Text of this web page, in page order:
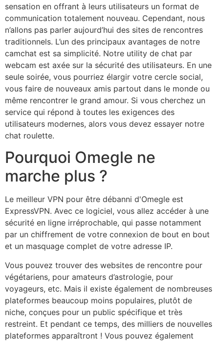
sensation en offrant à leurs utilisateurs un format de
communication totalement nouveau. Cependant, nous
n’allons pas parler aujourd’hui des sites de rencontres
traditionnels. L’un des principaux avantages de notre
camchat est sa simplicité. Notre utility de chat par
webcam est axée sur la sécurité des utilisateurs. En une
seule soirée, vous pourriez élargir votre cercle social,
vous faire de nouveaux amis partout dans le monde ou
même rencontrer le grand amour. Si vous cherchez un
service qui répond à toutes les exigences des
utilisateurs modernes, alors vous devez essayer notre
chat roulette.
Pourquoi Omegle ne
marche plus ?
Le meilleur VPN pour être débanni d'Omegle est
ExpressVPN. Avec ce logiciel, vous allez accéder à une
sécurité en ligne irréprochable, qui passe notamment
par un chiffrement de votre connexion de bout en bout
et un masquage complet de votre adresse IP.
Vous pouvez trouver des websites de rencontre pour
végétariens, pour amateurs d’astrologie, pour
voyageurs, etc. Mais il existe également de nombreuses
plateformes beaucoup moins populaires, plutôt de
niche, conçues pour un public spécifique et très
restreint. Et pendant ce temps, des milliers de nouvelles
plateformes apparaîtront ! Vous pouvez également